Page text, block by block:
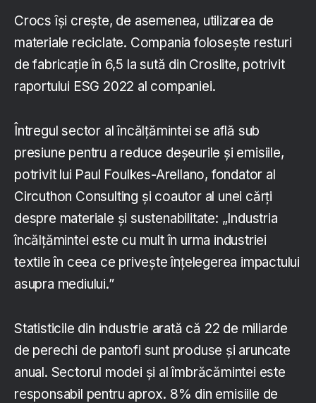
Crocs își crește, de asemenea, utilizarea de
materiale reciclate. Compania folosește resturi
de fabricație în 6,5 la sută din Croslite, potrivit
raportului ESG 2022 al companiei.
Întregul sector al încălțămintei se află sub
presiune pentru a reduce deșeurile și emisiile,
potrivit lui Paul Foulkes-Arellano, fondator al
Circuthon Consulting și coautor al unei cărți
despre materiale și sustenabilitate: „Industria
încălțămintei este cu mult în urma industriei
textile în ceea ce privește înțelegerea impactului
asupra mediului.”
Statisticile din industrie arată că 22 de miliarde
de perechi de pantofi sunt produse și aruncate
anual. Sectorul modei și al îmbrăcămintei este
responsabil pentru aprox. 8% din emisiile de